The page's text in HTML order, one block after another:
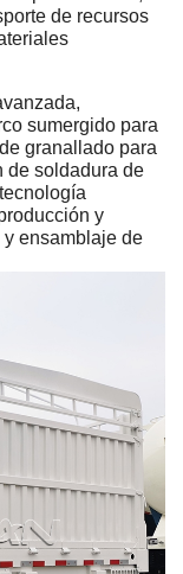
de recursos
sumergido para
granallado para
de soldadura de
y
ensamblaje de